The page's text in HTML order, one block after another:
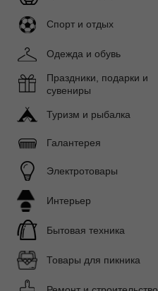
Спорт и отдых
Одежда и обувь
Праздники, подарки и
сувениры
Туризм и рыбалка
Галантерея
Электротовары
Интерьер
Бытовая техника
Товары для пикника